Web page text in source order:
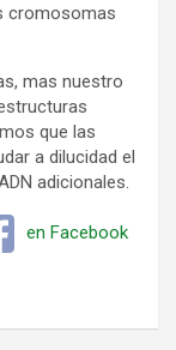
cromosomas
mas nuestro
que las
a dilucidad el
adicionales.
en Facebook